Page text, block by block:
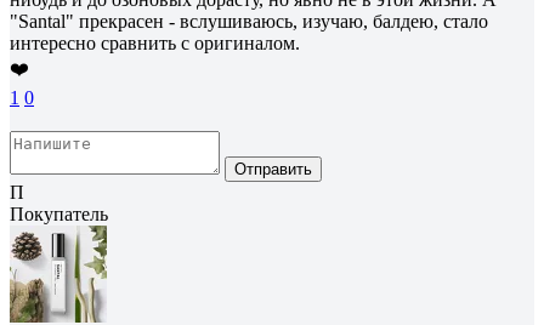
"Santal" прекрасен - вслушиваюсь, изучаю, балдею, стало
интересно сравнить с оригиналом.
❤️
1 0
Отправить
П
Покупатель